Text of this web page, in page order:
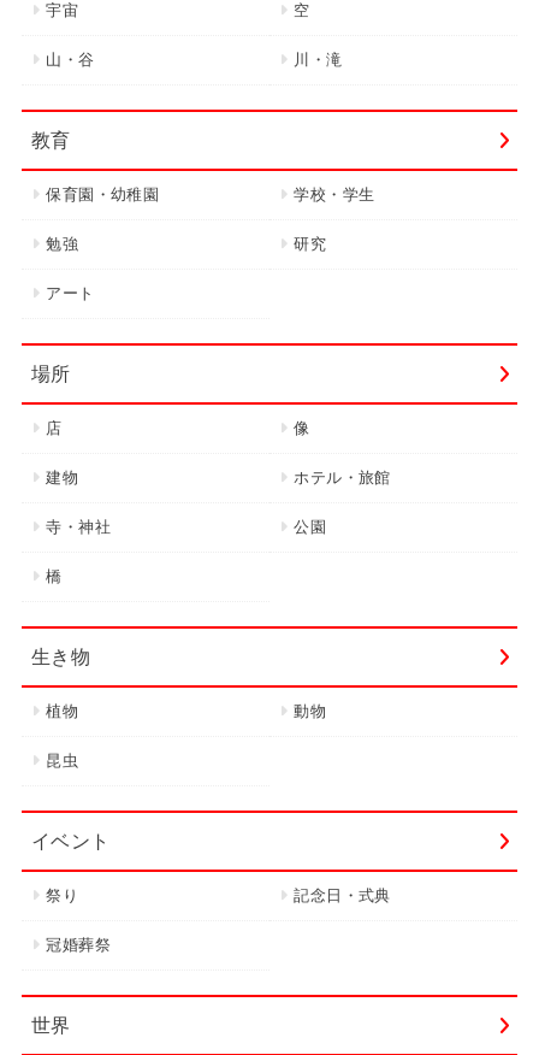
宇宙 空
山・谷 川・滝
教育
保育園・幼稚園 学校・学生
勉強 研究
アート
場所
店 像
建物 ホテル・旅館
寺・神社 公園
橋
生き物
植物 動物
昆虫
イベント
祭り 記念日・式典
冠婚葬祭
世界